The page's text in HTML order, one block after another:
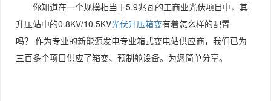
你知道在一个规模相当于5.9兆瓦的工商业光伏项目中，其
升压站中的0.8KV/10.5KV光伏升压箱变有着怎么样的配置
吗？ 作为专业的新能源发电专业箱式变电站供应商，我们已为
三百多个项目供应了箱变、预制舱设备。为您简单分享。